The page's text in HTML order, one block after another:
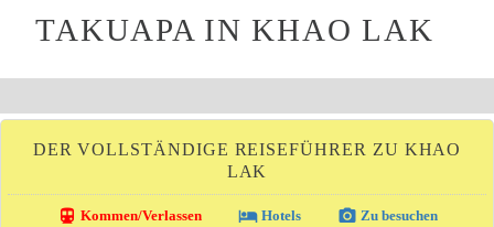
TAKUAPA IN KHAO LAK
DER VOLLSTÄNDIGE REISEFÜHRER ZU KHAO
LAK
directions_transit Kommen/Verlassen local_hotelHotels photo_camera Zu besuchen